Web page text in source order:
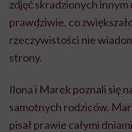
zdjęć skradzionych
prawdziwie, co
rzeczywistości nie
strony.
Ilona i Marek poznali się
samotnych rodziców.
pisał prawie całymi